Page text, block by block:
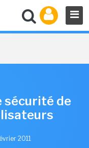
sécurité de
2011